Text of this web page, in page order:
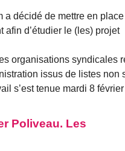
a décidé de mettre en
afin d’étudier le (les) projet
organisations syndicales
issus de listes non
s’est tenue mardi 8
Poliveau. Les